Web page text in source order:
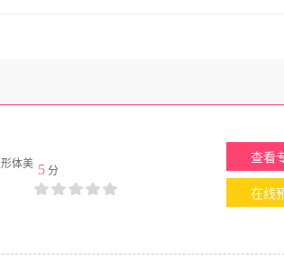
体美 5 分
查看
在线